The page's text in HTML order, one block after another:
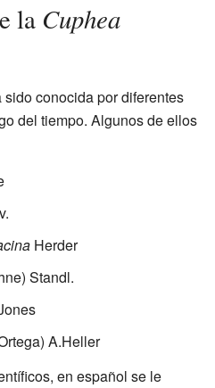
la Cuphea
sido conocida por diferentes
del tiempo. Algunos de ellos
Herder
Standl.
A.Heller
en español se le